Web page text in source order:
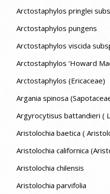
Arctostaphylos pringlei
Arctostaphylos pungens
Arctostaphylos viscida
Arctostaphylos
Arctostaphylos (Ericaceae)
Argania spinosa
Argyrocytisus battandieri (
Aristolochia baetica (
Aristolochia californica
Aristolochia chilensis
Aristolochia parvifolia